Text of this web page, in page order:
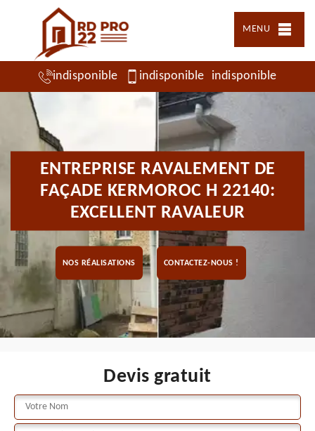
MENU
indisponible indisponible indisponible
ENTREPRISE RAVALEMENT DE
FAÇADE KERMOROC H 22140:
EXCELLENT RAVALEUR
NOS RÉALISATIONS CONTACTEZ-NOUS !
Devis gratuit